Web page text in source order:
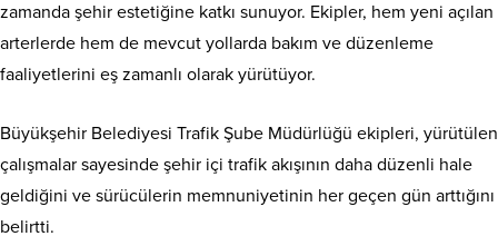
zamanda şehir estetiğine katkı sunuyor. Ekipler, hem yeni açılan
arterlerde hem de mevcut yollarda bakım ve düzenleme
faaliyetlerini eş zamanlı olarak yürütüyor.
Büyükşehir Belediyesi Trafik Şube Müdürlüğü ekipleri, yürütülen
çalışmalar sayesinde şehir içi trafik akışının daha düzenli hale
geldiğini ve sürücülerin memnuniyetinin her geçen gün arttığını
belirtti.